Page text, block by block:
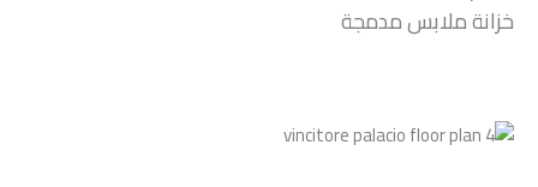
خزانة ملابس مدمجة